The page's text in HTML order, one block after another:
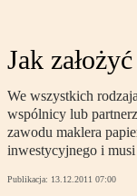
Jak
We wszystkich
wspólnicy lub
zawodu maklera
inwestycyjnego i
Publikacja: 13.12.2011 07:00